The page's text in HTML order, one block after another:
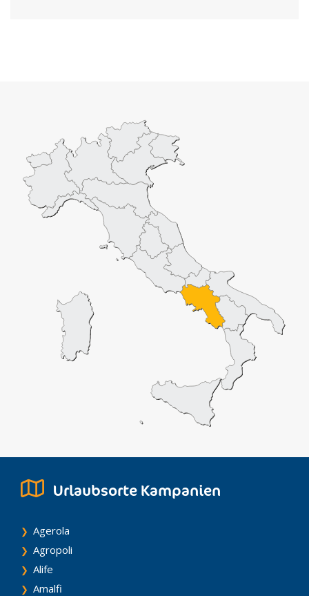
Urlaubsorte Kampanien
Agerola
Agropoli
Alife
Amalfi